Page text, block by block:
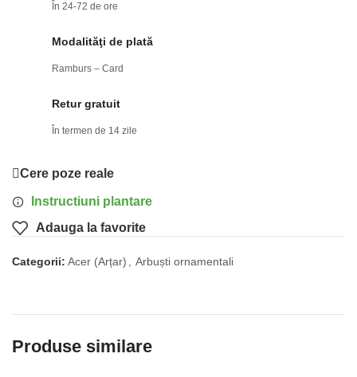
În 24-72 de ore
Modalităţi de plată
Ramburs – Card
Retur gratuit
În termen de 14 zile
Cere poze reale
Instructiuni plantare
Adauga la favorite
Categorii: Acer (Arțar) Arbuști ornamentali
Produse similare